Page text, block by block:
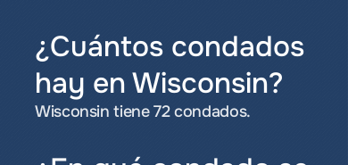
¿Cuántos condados
hay en Wisconsin?
Wisconsin tiene 72 condados.